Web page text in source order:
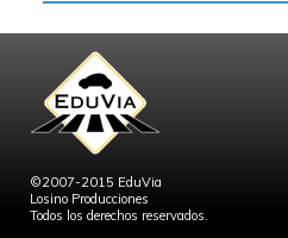
©2007-2015 EduVia
Losino Producciones
Todos los derechos reservados.